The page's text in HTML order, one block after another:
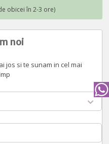
noi
jos si te sunam in cel mai